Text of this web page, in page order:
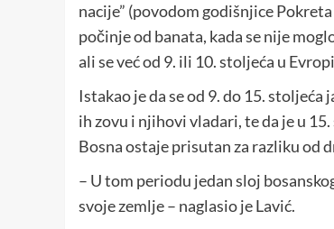
nacije” (povodom godišnjice
počinje od banata, kada se nije
ali se već od 9. ili 10. stoljeća u
Istakao je da se od 9. do 15.
ih zovu i njihovi vladari, te da je u
Bosna ostaje prisutan za razliku od
– U tom periodu jedan sloj
svoje zemlje – naglasio je Lavić.